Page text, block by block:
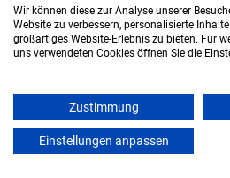
In Kooperation mit IU Duales
Hochschule)
Start: Oktober 2026
Freie Plätze: 1
Wir können diese zur Analyse unserer
Website zu verbessern, personalisierte
großartiges Website-Erlebnis zu bieten. Für
uns verwendeten Cookies öffnen Sie die
Zustimmung
Einstellungen anpassen